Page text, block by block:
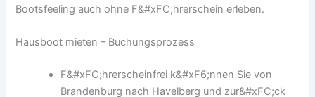
Bootsfeeling auch ohne F&#xFC;hrerschein erleben.
Hausboot mieten – Buchungsprozess
F&#xFC;hrerscheinfrei k&#xF6;nnen Sie von
Brandenburg nach Havelberg und zur&#xFC;ck